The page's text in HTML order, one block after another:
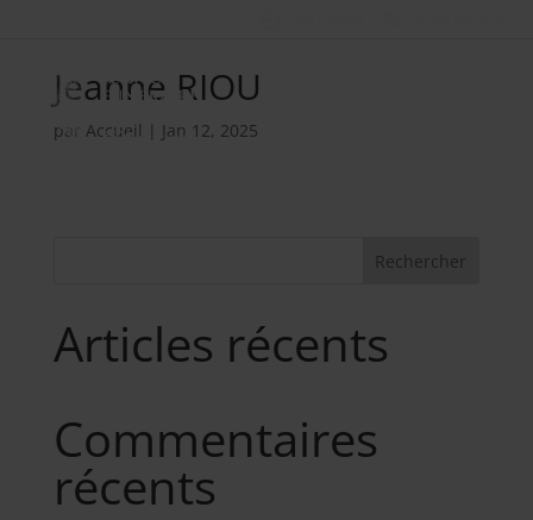
Jeanne RIOU
par Accueil | Jan 12, 2025
Rechercher
Articles récents
Commentaires
récents